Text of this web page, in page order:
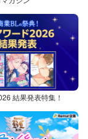
結果発表特集！